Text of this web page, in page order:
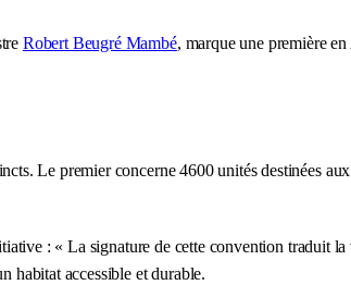
Robert Beugré Mambé, marque une première
Le premier concerne 4600 unités destinées
: « La signature de cette convention traduit
habitat accessible et durable.